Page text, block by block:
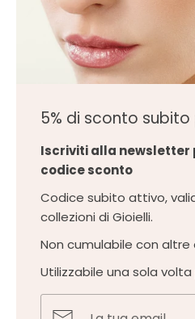
5% di sconto
Iscriviti alla newsletter
codice sconto
Codice subito attivo,
collezioni di Gioielli.
Non cumulabile con
Utilizzabile una sola